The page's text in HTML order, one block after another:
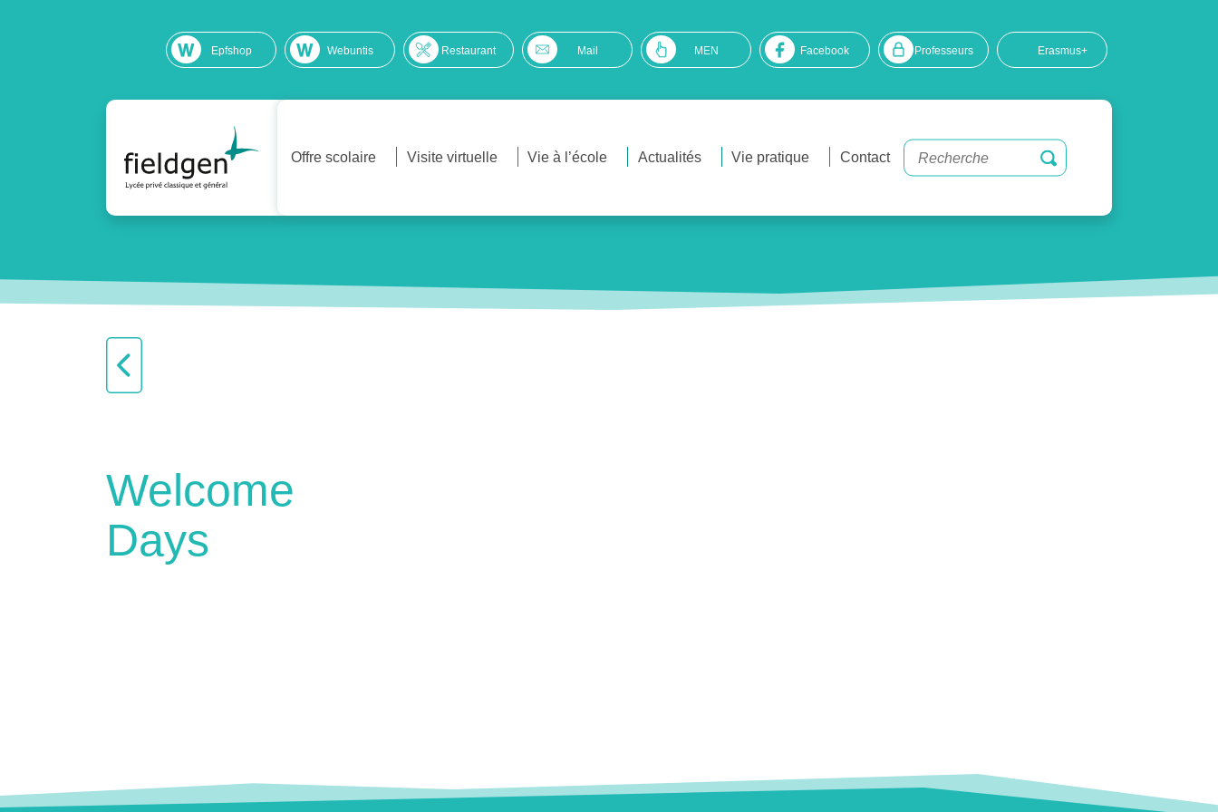
Epfshop Webuntis Restaurant Mail MEN Facebook Professeurs Erasmus+
Offre scolaire Visite virtuelle Vie à l’école Actualités Vie pratique Contact
Welcome
Days